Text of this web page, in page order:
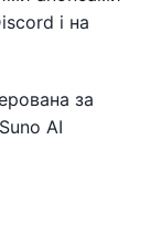
і на
за
AI